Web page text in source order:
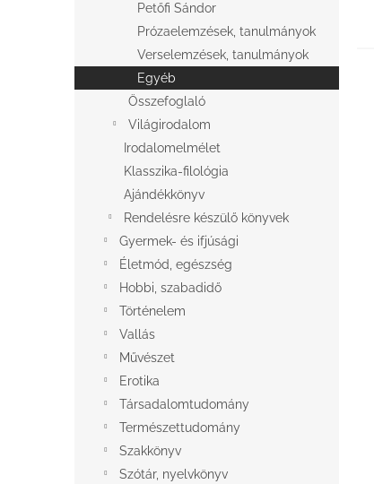
Petőfi Sándor
Prózaelemzések, tanulmányok
Verselemzések, tanulmányok
Egyéb
Összefoglaló
Világirodalom
Irodalomelmélet
Klasszika-filológia
Ajándékkönyv
Rendelésre készülő könyvek
Gyermek- és ifjúsági
Életmód, egészség
Hobbi, szabadidő
Történelem
Vallás
Művészet
Erotika
Társadalomtudomány
Természettudomány
Szakkönyv
Szótár, nyelvkönyv